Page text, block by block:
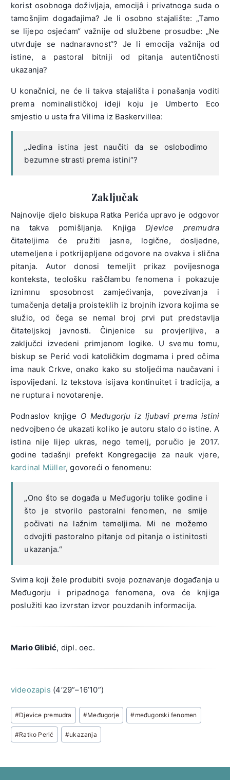
korist osobnoga doživljaja, emocijâ i privatnoga suda o
tamošnjim događajima? Je li osobno stajalište: „Tamo
se lijepo osjećam“ važnije od službene prosudbe: „Ne
utvrđuje se nadnaravnost“? Je li emocija važnija od
istine, a pastoral bitniji od pitanja autentičnosti
ukazanja?
U konačnici, ne će li takva stajališta i ponašanja voditi
prema nominalističkoj ideji koju je Umberto Eco
smjestio u usta fra Vilima iz Baskervillea:
„Jedina istina jest naučiti da se oslobodimo
bezumne strasti prema istini“?
Zaključak
Najnovije djelo biskupa Ratka Perića upravo je odgovor
na takva pomišljanja. KnjigaDjevice premudra
čitateljima će pružiti jasne, logične, dosljedne,
utemeljene i potkrijepljene odgovore na ovakva i slična
pitanja. Autor donosi temeljit prikaz povijesnoga
konteksta, teološku raščlambu fenomena i pokazuje
iznimnu sposobnost zamjećivanja, povezivanja i
tumačenja detalja proisteklih iz brojnih izvora kojima se
služio, od čega se nemal broj prvi put predstavlja
čitateljskoj javnosti. Činjenice su provjerljive, a
zaključci izvedeni primjenom logike. U svemu tomu,
biskup se Perić vodi katoličkim dogmama i pred očima
ima nauk Crkve, onako kako su stoljećima naučavani i
ispovijedani. Iz tekstova isijava kontinuitet i tradicija, a
ne ruptura i novotarenje.
Podnaslov knjige O Međugorju iz ljubavi prema istini
nedvojbeno će ukazati koliko je autoru stalo do istine. A
istina nije lijep ukras, nego temelj, poručio je 2017.
godine tadašnji prefekt Kongregacije za nauk vjere,
kardinal Müller, govoreći o fenomenu:
„Ono što se događa u Međugorju tolike godine i
što je stvorilo pastoralni fenomen, ne smije
počivati na lažnim temeljima. Mi ne možemo
odvojiti pastoralno pitanje od pitanja o istinitosti
ukazanja.“
Svima koji žele produbiti svoje poznavanje događanja u
Međugorju i pripadnoga fenomena, ova će knjiga
poslužiti kao izvrstan izvor pouzdanih informacija.
Mario Glibić, dipl. oec.
videozapis (4’29”–16’10”)
Post
Tags:
#Djevice premudra #Međugorje #međugorski fenomen
#Ratko Perić #ukazanja